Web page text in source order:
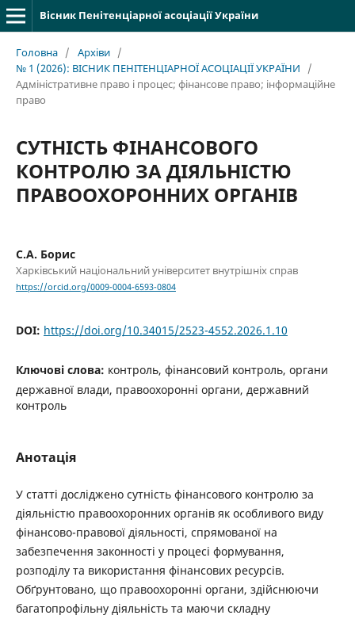
Вісник Пенітенціарної асоціації України
Головна / Архіви /
№ 1 (2026): ВІСНИК ПЕНІТЕНЦІАРНОЇ АСОЦІАЦІЇ УКРАЇНИ
/
Адміністративне право і процес; фінансове право; інформаційне
право
СУТНІСТЬ ФІНАНСОВОГО
КОНТРОЛЮ ЗА ДІЯЛЬНІСТЮ
ПРАВООХОРОННИХ ОРГАНІВ
С.А. Борис
Харківський національний університет внутрішніх справ
https://orcid.org/0009-0004-6593-0804
DOI: https://doi.org/10.34015/2523-4552.2026.1.10
Ключові слова: контроль, фінансовий контроль, органи
державної влади, правоохоронні органи, державний
контроль
Анотація
У статті досліджено сутність фінансового контролю за
діяльністю правоохоронних органів як особливого виду
фінансово-правової діяльності, спрямованої на
забезпечення законності у процесі формування,
розподілу та використання фінансових ресурсів.
Обґрунтовано, що правоохоронні органи, здійснюючи
багатопрофільну діяльність та маючи складну